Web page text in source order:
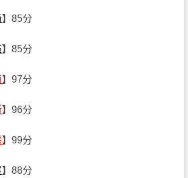
】85分
】85分
】97分
】96分
】99分
】88分